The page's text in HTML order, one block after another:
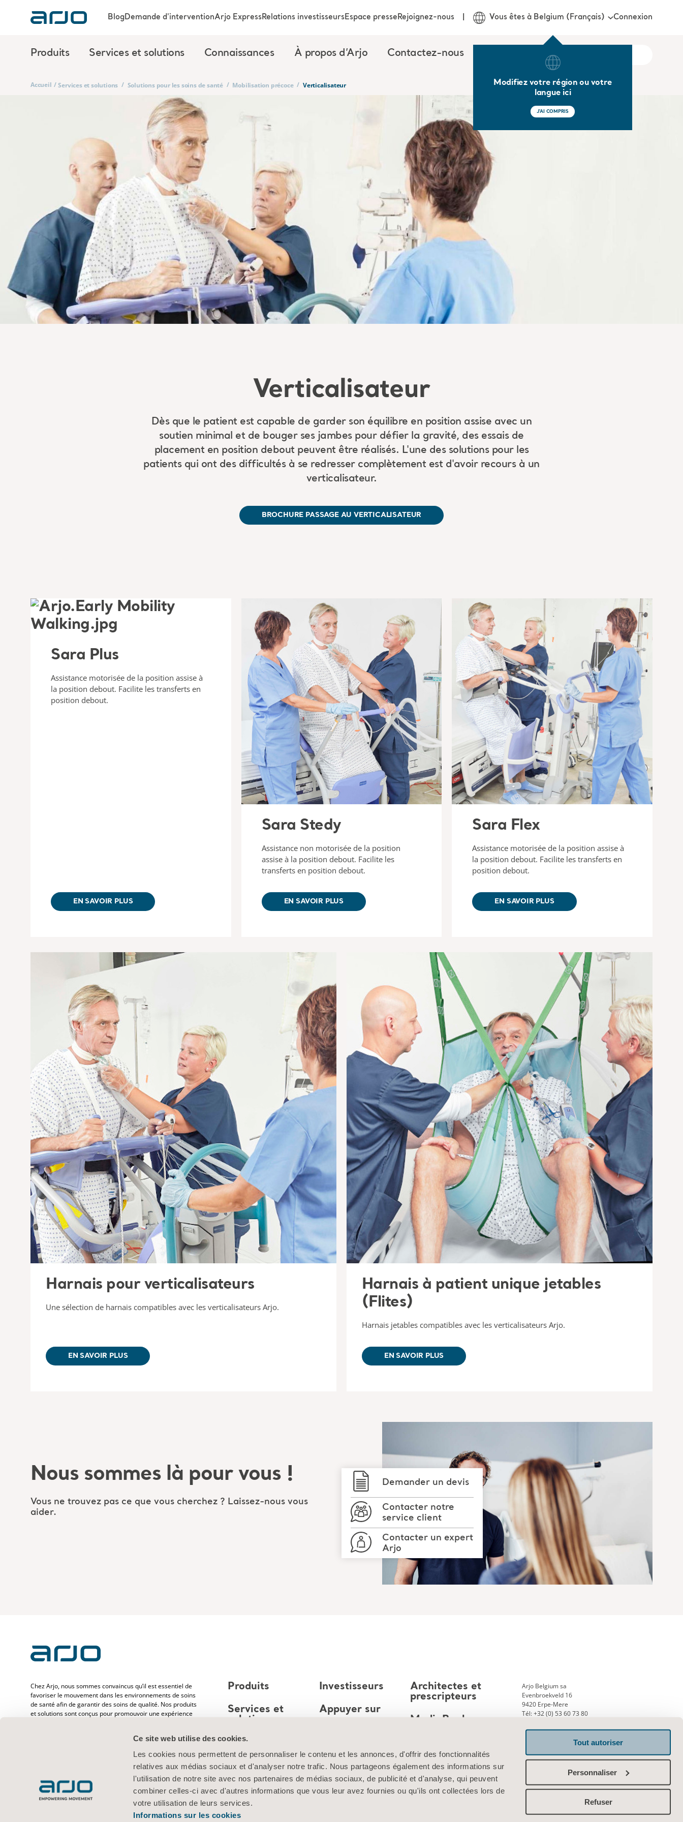
Ce site web utilise des cookies.
Les cookies nous permettent de personnaliser le contenu et les annonces, d'offrir des fonctionnalités
relatives aux médias sociaux et d'analyser notre trafic. Nous partageons également des informations sur
l'utilisation de notre site avec nos partenaires de médias sociaux, de publicité et d'analyse, qui peuvent
combiner celles-ci avec d'autres informations que vous leur avez fournies ou qu'ils ont collectées lors de
votre utilisation de leurs services.
Informations sur les cookies
Tout autoriser
Personnaliser
Refuser
Produits Services et solutions Connaissances À propos d’Arjo Contactez-nous
BlogDemande d'interventionArjo ExpressRelations investisseursEspace presseRejoignez-nous Vous êtes à Belgium (Français)
Modifiez votre région ou votre
langue ici
J'AI COMPRIS
Connexion
Accueil / Services et solutions / Solutions pour les soins de santé / Mobilisation précoce / Verticalisateur
Verticalisateur
Dès que le patient est capable de garder son équilibre en position assise avec un
soutien minimal et de bouger ses jambes pour défier la gravité, des essais de
placement en position debout peuvent être réalisés. L'une des solutions pour les
patients qui ont des difficultés à se redresser complètement est d'avoir recours à un
verticalisateur.
BROCHURE PASSAGE AU VERTICALISATEUR
Sara Plus
Assistance motorisée de la position assise à
la position debout. Facilite les transferts en
position debout.
EN SAVOIR PLUS
Sara Stedy
Assistance non motorisée de la position
assise à la position debout. Facilite les
transferts en position debout.
EN SAVOIR PLUS
Sara Flex
Assistance motorisée de la position assise à
la position debout. Facilite les transferts en
position debout.
EN SAVOIR PLUS
Harnais pour verticalisateurs
Une sélection de harnais compatibles avec les verticalisateurs Arjo.
EN SAVOIR PLUS
Harnais à patient unique jetables
(Flites)
Harnais jetables compatibles avec les verticalisateurs Arjo.
EN SAVOIR PLUS
Nous sommes là pour vous !
Vous ne trouvez pas ce que vous cherchez ? Laissez-nous vous
aider.
Demander un devis
Contacter notre
service client
Contacter un expert
Arjo
Chez Arjo, nous sommes convaincus qu’il est essentiel de
favoriser le mouvement dans les environnements de soins
de santé afin de garantir des soins de qualité. Nos produits
et solutions sont conçus pour promouvoir une expérience
désinfection, le diagnostic et la prévention des escarres ainsi
que la thromboembolie veineuse. Avec plus de
6 500 personnes dans le monde et 65 ans d’expérience en
matière de besoins des patients et des professionnels de la
santé, nous nous engageons à améliorer la vie des
personnes confrontées à des problèmes de mobilité.
Produits
Services et
solutions
Connaissances
À propos d’Arjo
Contactez-nous
Investisseurs
Appuyer sur
Architectes et
prescripteurs
MediaBank
Arjo Belgium sa
Evenbroekveld 16
9420 Erpe-Mere
Tél: +32 (0) 53 60 73 80
E-mail:info.belgium@arjo.com
Contactez-nous
Politique de confidentialité Politique Web Information sur les cookies